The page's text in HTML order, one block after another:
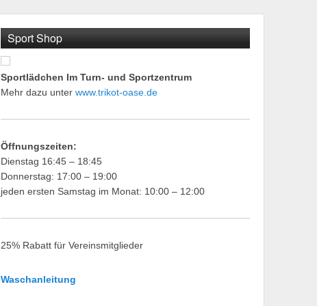
Sport Shop
Sportlädchen Im Turn- und Sportzentrum
Mehr dazu unter www.trikot-oase.de
Öffnungszeiten:
Dienstag 16:45 – 18:45
Donnerstag: 17:00 – 19:00
jeden ersten Samstag im Monat: 10:00 – 12:00
25% Rabatt für Vereinsmitglieder
Waschanleitung